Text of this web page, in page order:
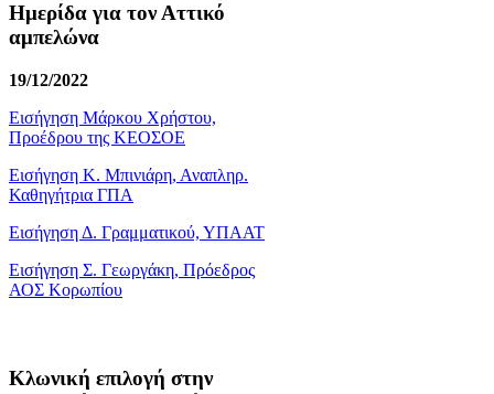
Ημερίδα για τον Αττικό
αμπελώνα
19/12/2022
Εισήγηση Μάρκου Χρήστου,
Προέδρου της ΚΕΟΣΟΕ
Εισήγηση Κ. Μπινιάρη, Αναπληρ.
Καθηγήτρια ΓΠΑ
Εισήγηση Δ. Γραμματικού, ΥΠΑΑΤ
Εισήγηση Σ. Γεωργάκη, Πρόεδρος
ΑΟΣ Κορωπίου
Κλωνική επιλογή στην